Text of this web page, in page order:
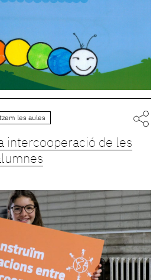
les aules
intercooperació de les